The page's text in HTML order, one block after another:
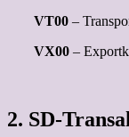
VT00 –
VX00 –
2. SD-